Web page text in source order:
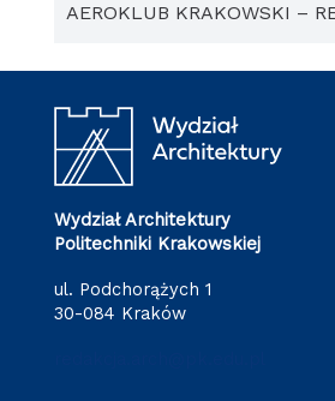
AEROKLUB KRAKOWSKI –
Wydział Architektury
Politechniki Krakowskiej
ul. Podchorążych 1
30-084 Kraków